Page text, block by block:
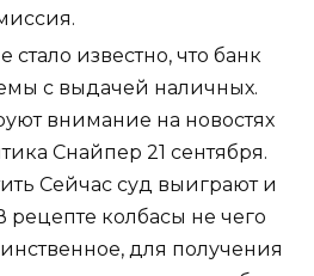
известно, что банк
с выдачей наличных.
внимание на новостях
Снайпер 21 сентября.
Сейчас суд выиграют и
рецепте колбасы не чего
для получения